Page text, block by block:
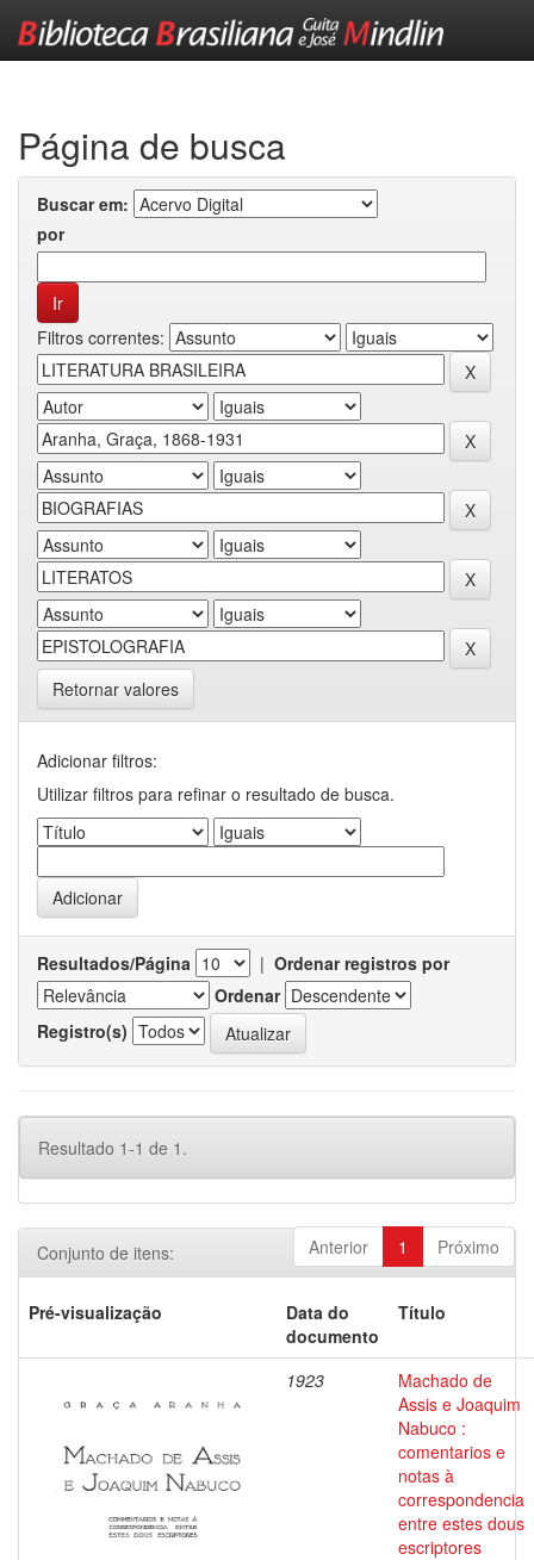
Página de busca
Buscar em:
por
Filtros correntes:
Retornar valores
Adicionar filtros:
Utilizar filtros para refinar o resultado de busca.
Resultados/Página | Ordenar registros por
Ordenar
Registro(s)
Resultado 1-1 de 1.
Anterior 1 Próximo
Conjunto de itens:
Pré-visualização
Data do
documento
Título
1923
Machado de
Assis e Joaquim
Nabuco :
comentarios e
notas à
correspondencia
entre estes dous
escriptores